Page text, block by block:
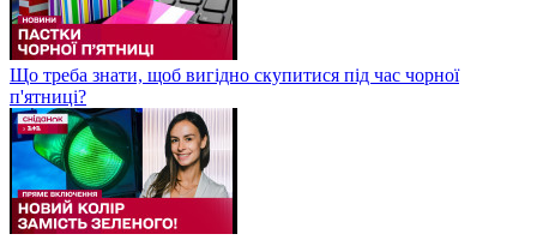
Що треба знати, щоб вигідно скупитися під час чорної
п'ятниці?